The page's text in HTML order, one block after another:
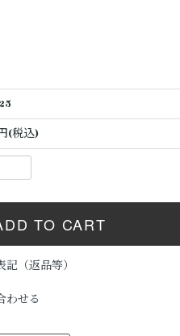
(税込)
（返品等）
わせる